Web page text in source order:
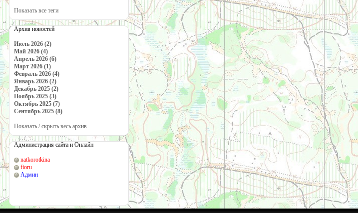
Показать все теги
Архив новостей
Июль 2026 (2)
Май 2026 (4)
Апрель 2026 (6)
Март 2026 (1)
Февраль 2026 (4)
Январь 2026 (2)
Декабрь 2025 (2)
Ноябрь 2025 (3)
Октябрь 2025 (7)
Сентябрь 2025 (8)
Показать / скрыть весь архив
Администрация сайта и Онлайн
natkorotkina
fioru
Админ